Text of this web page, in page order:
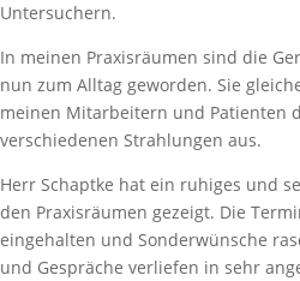
Untersuchern.
In meinen Praxisräumen sind die
nun zum Alltag geworden. Sie
meinen Mitarbeitern und Patienten
verschiedenen Strahlungen aus.
Herr Schaptke hat ein ruhiges und
den Praxisräumen gezeigt. Die
eingehalten und Sonderwünsche
und Gespräche verliefen in sehr